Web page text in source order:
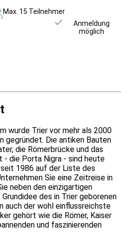
Max. 15 Teilnehmer
Anmeldung
möglich
wurde Trier vor mehr als 2000
gegründet. Die antiken Bauten
die Römerbrücke und das
- die Porta Nigra - sind heute
1986 auf der Liste des
Sie eine Zeitreise in
neben den einzigartigen
des in Trier geborenen
auch der wohl einflussreichste
gehört wie die Römer, Kaiser
und faszinierenden